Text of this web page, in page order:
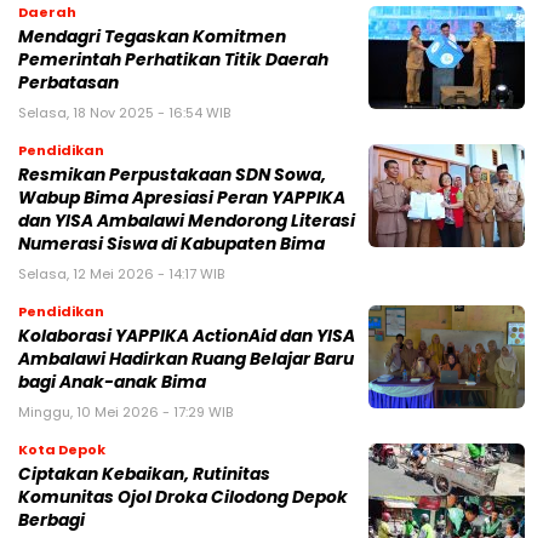
Daerah
Mendagri Tegaskan Komitmen
Pemerintah Perhatikan Titik Daerah
Perbatasan
Selasa, 18 Nov 2025 - 16:54 WIB
Pendidikan
Resmikan Perpustakaan SDN Sowa,
Wabup Bima Apresiasi Peran YAPPIKA
dan YISA Ambalawi Mendorong Literasi
Numerasi Siswa di Kabupaten Bima
Selasa, 12 Mei 2026 - 14:17 WIB
Pendidikan
Kolaborasi YAPPIKA ActionAid dan YISA
Ambalawi Hadirkan Ruang Belajar Baru
bagi Anak-anak Bima
Minggu, 10 Mei 2026 - 17:29 WIB
Kota Depok
Ciptakan Kebaikan, Rutinitas
Komunitas Ojol Droka Cilodong Depok
Berbagi